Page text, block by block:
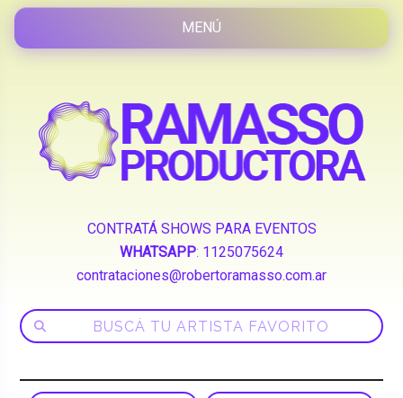
CONTRATÁ SHOWS PARA EVENTOS
WHATSAPP: 1125075624
contrataciones@robertoramasso.com.ar